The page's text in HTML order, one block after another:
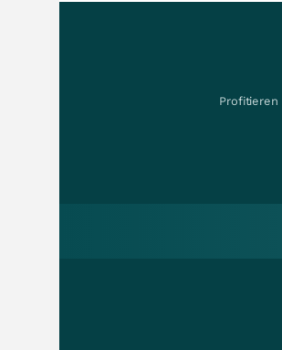
Profitieren